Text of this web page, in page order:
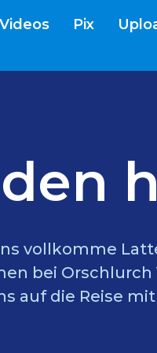
Videos Pix
vollkomme
bei Orschlurch
auf die Reise